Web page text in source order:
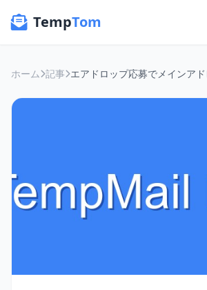
TempTom
ホーム 記事